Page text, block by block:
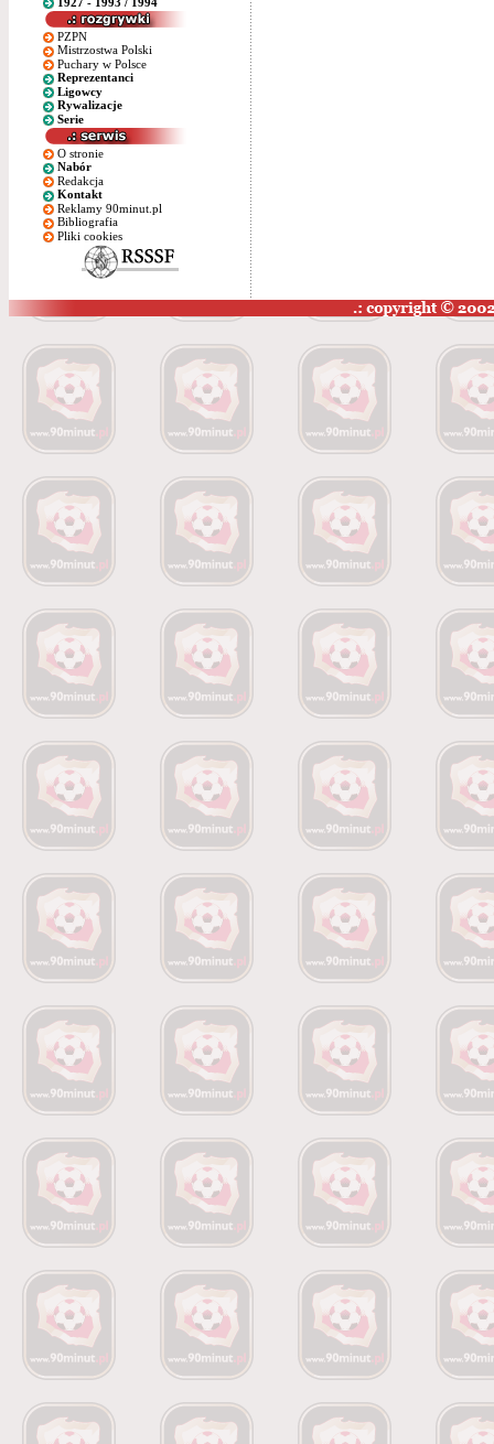
PZPN
Mistrzostwa Polski
Puchary w Polsce
Reprezentanci
Ligowcy
Rywalizacje
Serie
O stronie
Nabór
Redakcja
Kontakt
Reklamy 90minut.pl
Bibliografia
Pliki cookies